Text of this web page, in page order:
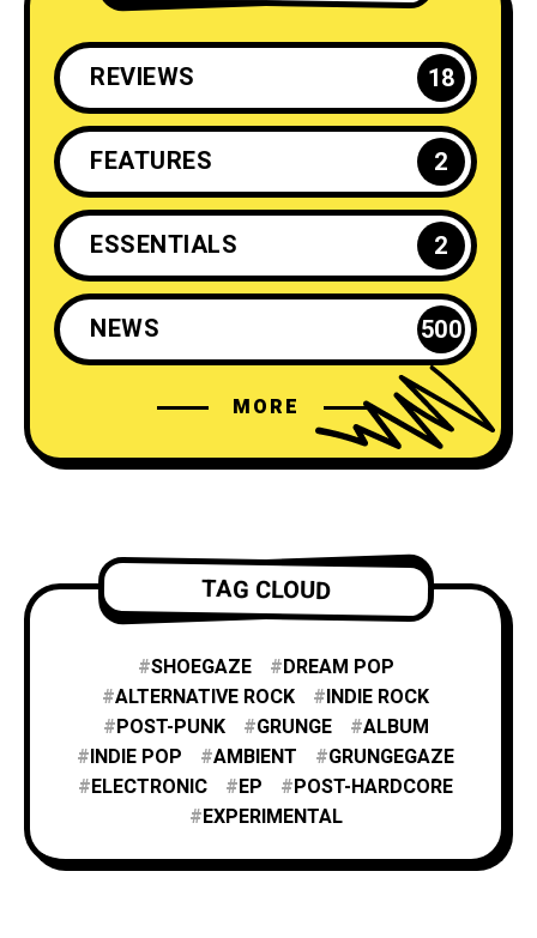
REVIEWS 18
FEATURES 2
ESSENTIALS 2
NEWS 500
MORE
TAG CLOUD
SHOEGAZE
DREAM POP
ALTERNATIVE ROCK
INDIE ROCK
POST-PUNK
GRUNGE
ALBUM
INDIE POP
AMBIENT
GRUNGEGAZE
ELECTRONIC
EP
POST-HARDCORE
EXPERIMENTAL